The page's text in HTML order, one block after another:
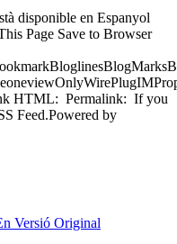
disponible en Espanyol
Page Save to Browser
HTML: Permalink: If you
Feed.Powered by
Versió Original